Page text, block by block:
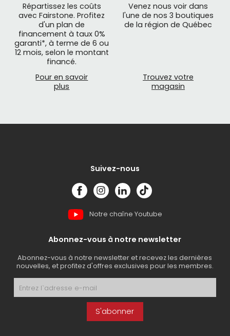
Répartissez les coûts
avec Fairstone. Profitez
d'un plan de
financement à taux 0%
garanti*, à terme de 6 ou
12 mois, selon le montant
financé.
Pour en savoir
plus
Venez nous voir dans
l'une de nos 3 boutiques
de la région de Québec
Trouvez votre
magasin
Suivez-nous
Notre chaîne Youtube
Abonnez-vous à notre newsletter
Abonnez-vous à notre newsletter et recevez les dernières
nouvelles, et profitez d'offres exclusives pour les membres.
S'abonner